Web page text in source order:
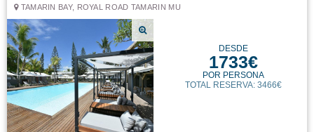
TAMARIN BAY, ROYAL ROAD TAMARIN MU
DESDE
1733€
POR PERSONA
TOTAL RESERVA: 3466€